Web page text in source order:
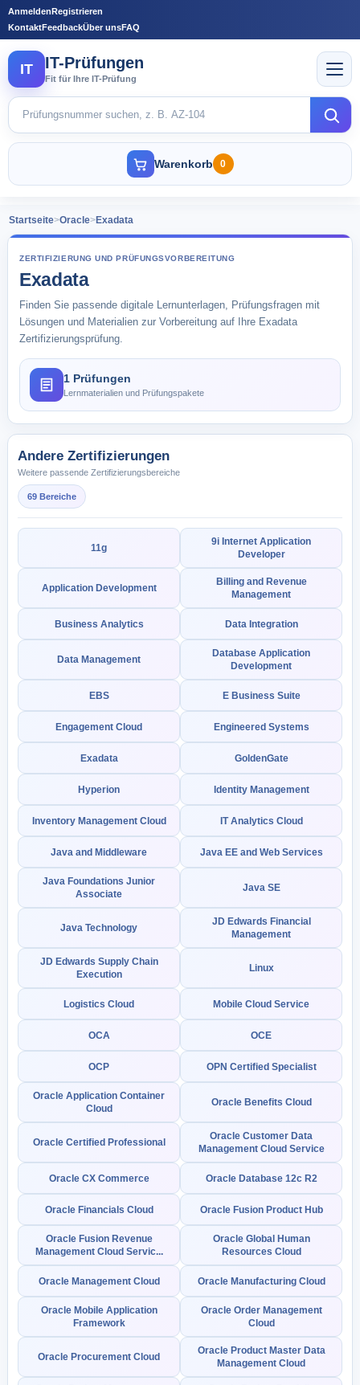
AnmeldenRegistrieren
KontaktFeedbackÜber unsFAQ
IT IT-Prüfungen
Fit für Ihre IT-Prüfung
Warenkorb 0
Startseite>Oracle>Exadata
ZERTIFIZIERUNG UND PRÜFUNGSVORBEREITUNG
Exadata
Finden Sie passende digitale Lernunterlagen, Prüfungsfragen mit
Lösungen und Materialien zur Vorbereitung auf Ihre Exadata
Zertifizierungsprüfung.
1 Prüfungen
Lernmaterialien und Prüfungspakete
Andere Zertifizierungen
Weitere passende Zertifizierungsbereiche
69 Bereiche
11g
9i Internet Application
Developer
Application Development
Billing and Revenue
Management
Business Analytics Data Integration
Data Management
Database Application
Development
EBS E Business Suite
Engagement Cloud Engineered Systems
Exadata GoldenGate
Hyperion Identity Management
Inventory Management Cloud IT Analytics Cloud
Java and Middleware Java EE and Web Services
Java Foundations Junior
Associate
Java SE
Java Technology
JD Edwards Financial
Management
JD Edwards Supply Chain
Execution
Linux
Logistics Cloud Mobile Cloud Service
OCA OCE
OCP OPN Certified Specialist
Oracle Application Container
Cloud
Oracle Benefits Cloud
Oracle Certified Professional
Oracle Customer Data
Management Cloud Service
Oracle CX Commerce Oracle Database 12c R2
Oracle Financials Cloud Oracle Fusion Product Hub
Oracle Fusion Revenue
Management Cloud Servic...
Oracle Global Human
Resources Cloud
Oracle Management Cloud Oracle Manufacturing Cloud
Oracle Mobile Application
Framework
Oracle Order Management
Cloud
Oracle Procurement Cloud
Oracle Product Master Data
Management Cloud